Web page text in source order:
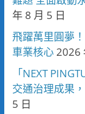
年 8 月 5 日
飛躍萬里圓夢
車業核心2026
「NEXT
交通治理成果
5 日